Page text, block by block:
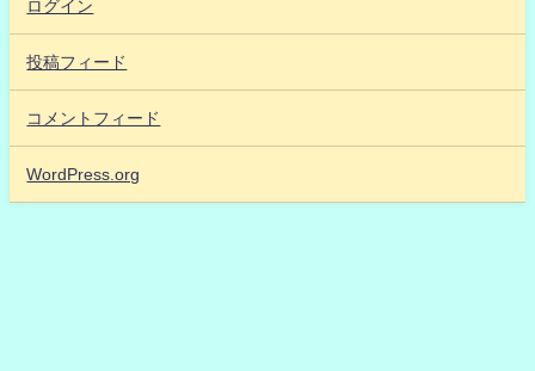
ログイン
投稿フィード
コメントフィード
WordPress.org